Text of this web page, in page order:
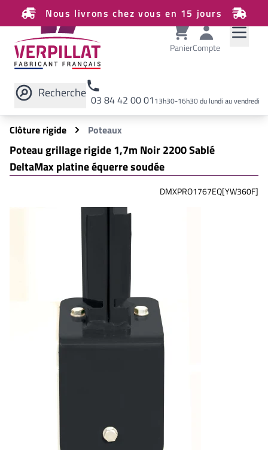
Nous livrons chez vous en 15 jours
PanierCompte
Recherche 03 84 42 00 0113h30-16h30 du lundi au vendredi
Rechercher sur le site
Clôture rigide
Poteaux
Poteau grillage rigide 1,7m Noir 2200 Sablé
DeltaMax platine équerre soudée
DMXPRO1767EQ[YW360F]